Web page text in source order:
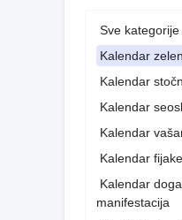
Sve kategorije
Kalendar
Kalendar
Kalendar
Kalendar
Kalendar
Kalendar
manifestacija